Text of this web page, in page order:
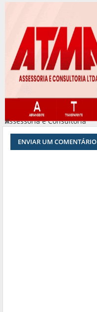
Assessoria e Consultoria
#
ENVIAR UM COMENTÁRIO